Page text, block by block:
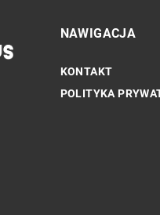
NAWIGACJA
KONTAKT
POLITYKA
ZDROWIE PSYCHICZNE